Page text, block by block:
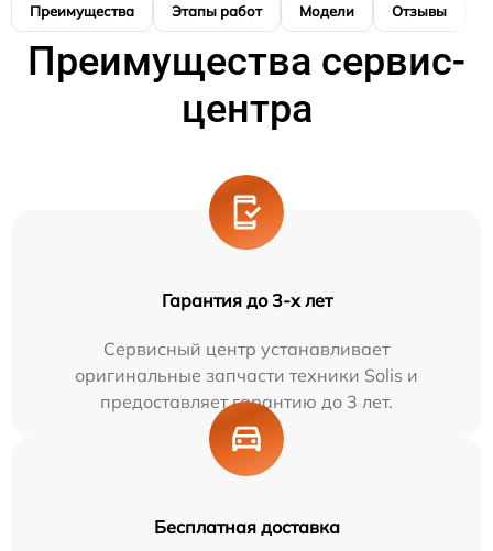
Преимущества Этапы работ Модели Отзывы
Преимущества сервис-
центра
Гарантия до 3-х лет
Сервисный центр устанавливает
оригинальные запчасти техники Solis и
предоставляет гарантию до 3 лет.
Бесплатная доставка